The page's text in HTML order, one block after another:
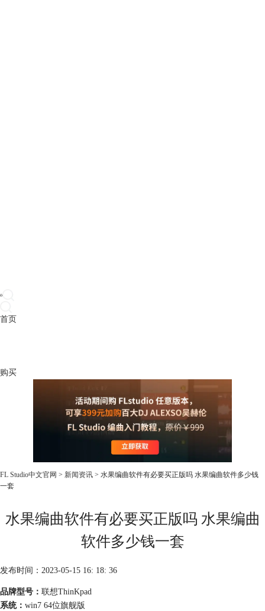
首页
购买
FL Studio中文官网 > 新闻资讯 > 水果编曲软件有必要买正版吗 水果编曲软件多少钱
一套
水果编曲软件有必要买正版吗 水果编曲
软件多少钱一套
发布时间：2023-05-15 16: 18: 36
品牌型号： 联想ThinKpad
系统： win7 64位旗舰版